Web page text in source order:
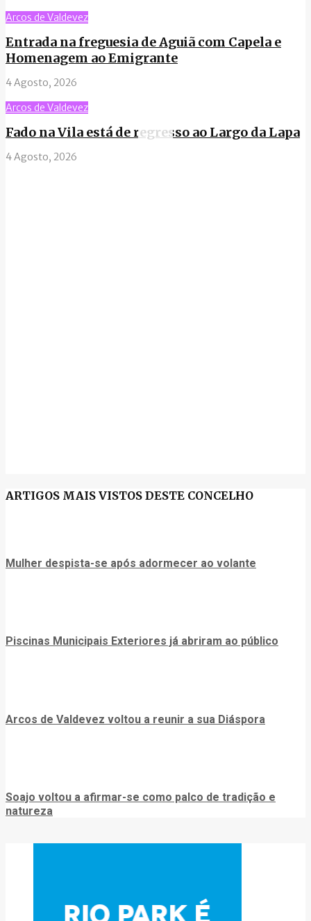
Arcos de Valdevez
Entrada na freguesia de Aguiã com Capela e
Homenagem ao Emigrante
4 Agosto, 2026
Arcos de Valdevez
Fado na Vila está de regresso ao Largo da Lapa
4 Agosto, 2026
ARTIGOS MAIS VISTOS DESTE CONCELHO
Mulher despista-se após adormecer ao volante
Piscinas Municipais Exteriores já abriram ao público
Arcos de Valdevez voltou a reunir a sua Diáspora
Soajo voltou a afirmar-se como palco de tradição e
natureza